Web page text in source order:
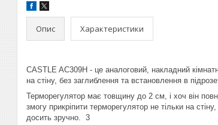
Опис Характеристики
CASTLE AC309H - це аналоговий, накладний
на стіну, без заглиблення та встановлення в
Терморегулятор має товщину до 2 см, і хоч він
змогу прикріпити терморегулятор не тільки на
досить зручно. 3